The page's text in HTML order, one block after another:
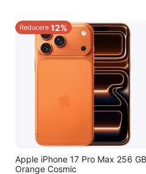
Reducere 12%
Apple iPhone 17 Pro Max 256
Orange Cosmic